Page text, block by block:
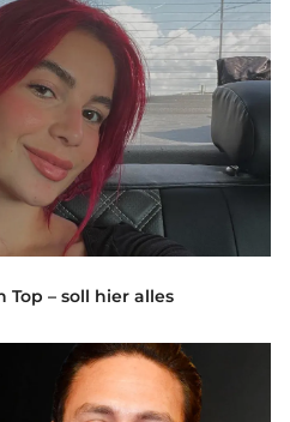
Top – soll hier alles